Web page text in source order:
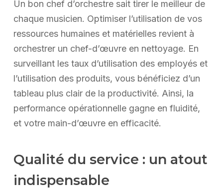
Un bon chef d’orchestre sait tirer le meilleur de
chaque musicien. Optimiser l’utilisation de vos
ressources humaines et matérielles revient à
orchestrer un chef-d’œuvre en nettoyage. En
surveillant les taux d’utilisation des employés et
l’utilisation des produits, vous bénéficiez d’un
tableau plus clair de la productivité. Ainsi, la
performance opérationnelle gagne en fluidité,
et votre main-d’œuvre en efficacité.
Qualité du service : un atout
indispensable